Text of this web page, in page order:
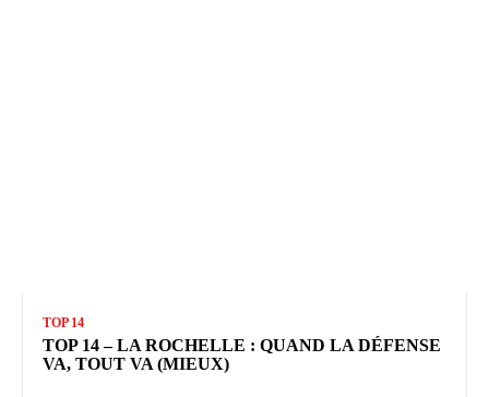
TOP 14
TOP 14 – LA ROCHELLE : QUAND LA DÉFENSE
VA, TOUT VA (MIEUX)